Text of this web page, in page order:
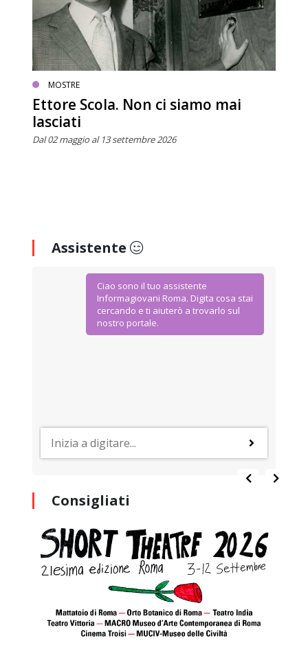
MOSTRE
Ettore Scola. Non ci siamo mai
lasciati
Dal 02 maggio al 13 settembre 2026
Assistente
Ciao sono il tuo assistente
Informagiovani Roma. Digita cosa stai
cercando e ti aiuterò a trovarlo sul
nostro portale.
Consigliati